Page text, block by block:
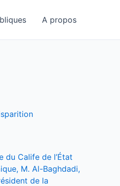
A propos
du Calife de l’État
M. Al-Baghdadi,
de la